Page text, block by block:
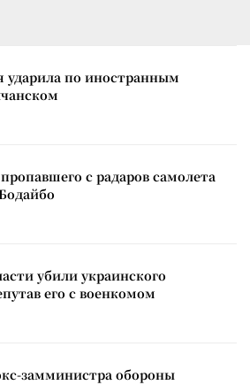
ударила по иностранным
с радаров самолета
убили украинского
его с военкомом
замминистра обороны